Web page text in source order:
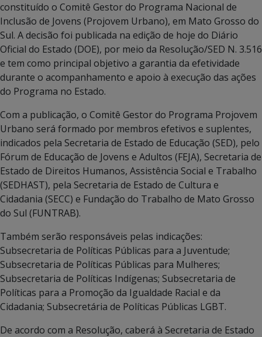
constituído o Comitê Gestor do Programa Nacional de
Inclusão de Jovens (Projovem Urbano), em Mato Grosso do
Sul. A decisão foi publicada na edição de hoje do Diário
Oficial do Estado (DOE), por meio da Resolução/SED N. 3.516
e tem como principal objetivo a garantia da efetividade
durante o acompanhamento e apoio à execução das ações
do Programa no Estado.
Com a publicação, o Comitê Gestor do Programa Projovem
Urbano será formado por membros efetivos e suplentes,
indicados pela Secretaria de Estado de Educação (SED), pelo
Fórum de Educação de Jovens e Adultos (FEJA), Secretaria de
Estado de Direitos Humanos, Assistência Social e Trabalho
(SEDHAST), pela Secretaria de Estado de Cultura e
Cidadania (SECC) e Fundação do Trabalho de Mato Grosso
do Sul (FUNTRAB).
Também serão responsáveis pelas indicações:
Subsecretaria de Políticas Públicas para a Juventude;
Subsecretaria de Políticas Públicas para Mulheres;
Subsecretaria de Políticas Indígenas; Subsecretaria de
Políticas para a Promoção da Igualdade Racial e da
Cidadania; Subsecretária de Políticas Públicas LGBT.
De acordo com a Resolução, caberá à Secretaria de Estado